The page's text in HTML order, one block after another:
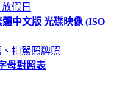
假日
中文版 光碟映像 (ISO
扣駕照牌照
母對照表